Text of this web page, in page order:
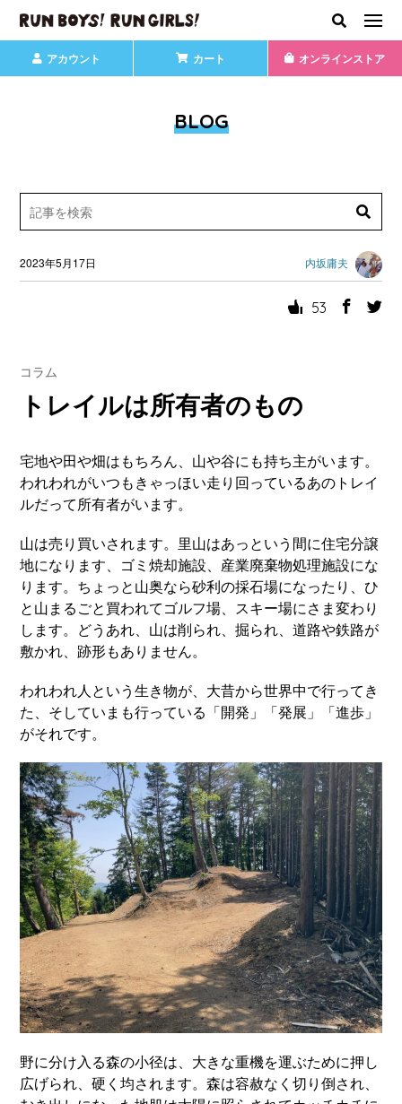
アカウント カート オンラインストア
BLOG
2023年5月17日 内坂庸夫
53
コラム
トレイルは所有者のもの
宅地や田や畑はもちろん、山や谷にも持ち主がいます。
われわれがいつもきゃっほい走り回っているあのトレイ
ルだって所有者がいます。
山は売り買いされます。里山はあっという間に住宅分譲
地になります、ゴミ焼却施設、産業廃棄物処理施設にな
ります。ちょっと山奥なら砂利の採石場になったり、ひ
と山まるごと買われてゴルフ場、スキー場にさま変わり
します。どうあれ、山は削られ、掘られ、道路や鉄路が
敷かれ、跡形もありません。
われわれ人という生き物が、大昔から世界中で行ってき
た、そしていまも行っている「開発」「発展」「進歩」
がそれです。
野に分け入る森の小径は、大きな重機を運ぶために押し
広げられ、硬く均されます。森は容赦なく切り倒され、